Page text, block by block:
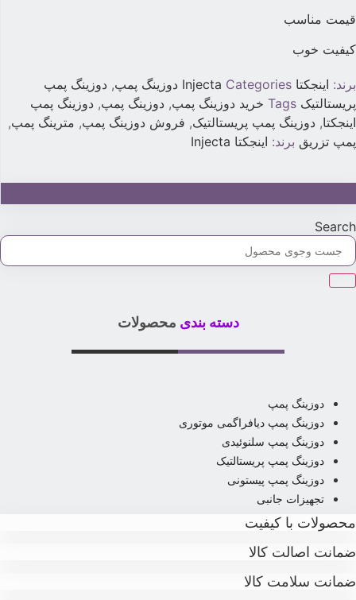
قیمت مناسب
کیفیت خوب
برند: اینجکتا Injecta Categories دوزینگ پمپ, دوزینگ پمپ
پریستالتیک Tags خرید دوزینگ پمپ, دوزینگ پمپ, دوزینگ پمپ
اینجکتا, دوزینگ پمپ پریستالتیک, فروش دوزینگ پمپ, مترینگ پمپ,
پمپ تزریق برند: اینجکتا Injecta
Search
دسته بندی محصولات
دوزینگ پمپ
دوزینگ پمپ دیافراگمی موتوری
دوزینگ پمپ سلنوئیدی
دوزینگ پمپ پریستالتیک
دوزینگ پمپ پیستونی
تجهیزات جانبی
محصولات با کیفیت
ضمانت اصالت کالا
ضمانت سلامت کالا